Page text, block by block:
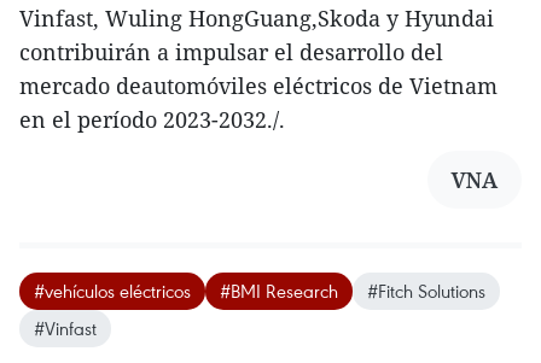
Vinfast, Wuling HongGuang,Skoda y Hyundai
contribuirán a impulsar el desarrollo del
mercado deautomóviles eléctricos de Vietnam
en el período 2023-2032./.
VNA
#vehículos eléctricos #BMI Research
#Fitch Solutions
#Vinfast